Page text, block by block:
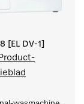
[EL DV-1]
Product-